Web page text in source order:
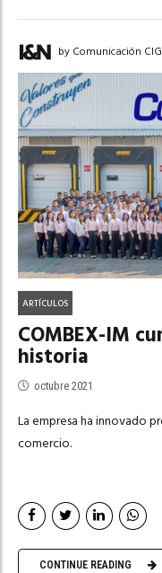
by Comunicación CIG
ARTÍCULOS
COMBEX-IM
historia
octubre 2021
La empresa ha innovado
comercio.
CONTINUE READING